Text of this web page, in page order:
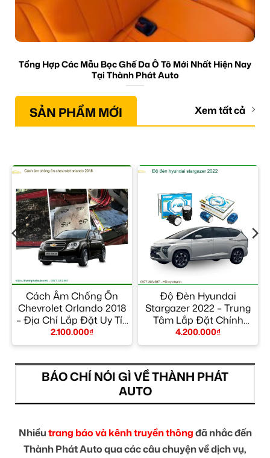
Tổng Hợp Các Mẫu Bọc Ghế Da Ô Tô Mới Nhất Hiện Nay
Tại Thành Phát Auto
SẢN PHẨM MỚI Xem tất cả
Cách Âm Chống Ồn
Chevrolet Orlando 2018
– Địa Chỉ Lắp Đặt Uy Tín
TPHCM
2.100.000₫
Độ Đèn Hyundai
Stargazer 2022 – Trung
Tâm Lắp Đặt Chính
Hãng Giá Tốt TPHCM
4.200.000₫
BÁO CHÍ NÓI GÌ VỀ THÀNH PHÁT
AUTO
Nhiềutrang báo và kênh truyền thôngđã nhắc đến
Thành Phát Auto qua các câu chuyện về dịch vụ,